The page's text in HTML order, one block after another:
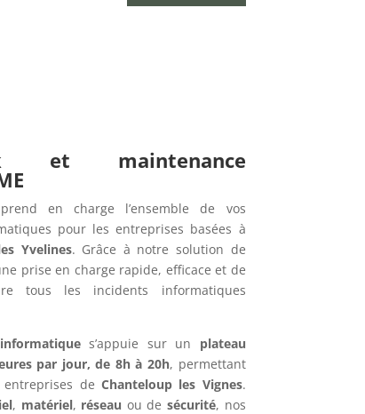
et maintenance
en charge l’ensemble de vos
pour les entreprises basées à
Yvelines. Grâce à notre solution de
prise en charge rapide, efficace et de
tous les incidents informatiques
s’appuie sur un plateau
par jour, de 8h à 20h, permettant
de Chanteloup les Vignes.
, matériel, réseau ou de sécurité, nos